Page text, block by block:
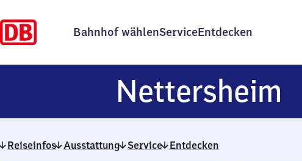
Bahnhof wählenServiceEntdecken
Nettersheim
Reiseinfos Ausstattung Service Entdecken